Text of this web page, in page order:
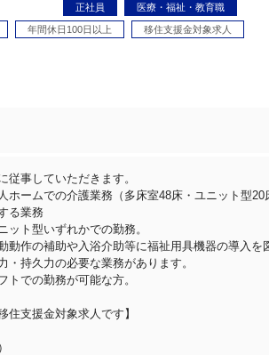
正社員 医療・福祉・教育職
年間休日100日以上 移住支援金対象求人
従事していただきます。
ホームでの介護業務（多床室48床・ユニット型20
る業務
ット型いずれかでの勤務。
動作の補助や入浴介助等に福祉用具機器の導入を
・持久力の必要な業務があります。
トでの勤務が可能な方。
住支援金対象求人です】